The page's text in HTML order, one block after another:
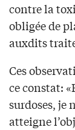
contre la
obligée de
auxdits
Ces
ce constat:
surdoses, je
atteigne